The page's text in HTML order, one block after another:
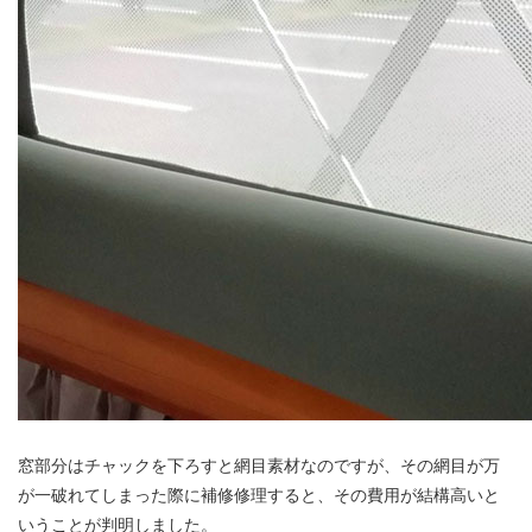
窓部分はチャックを下ろすと網目素材なのですが、その網目が万
が一破れてしまった際に補修修理すると、その費用が結構高いと
いうことが判明しました。